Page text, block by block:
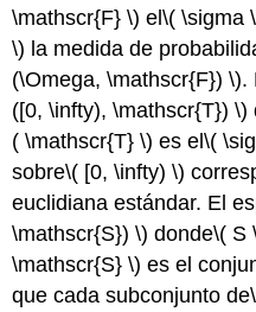
\mathscr{F} \) el\( \sigma
\) la medida de
(\Omega, \mathscr{F}) \).
([0, \infty), \mathscr{T}) \)
( \mathscr{T} \) es el\(
sobre\( [0, \infty) \)
euclidiana estándar. El
\mathscr{S}) \) donde\( S
\mathscr{S} \) es el
que cada subconjunto de